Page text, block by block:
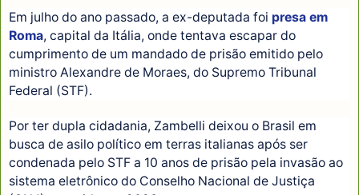
Em julho do ano passado, a ex-deputada foi presa em
Roma, capital da Itália, onde tentava escapar do
cumprimento de um mandado de prisão emitido pelo
ministro Alexandre de Moraes, do Supremo Tribunal
Federal (STF).
Por ter dupla cidadania, Zambelli deixou o Brasil em
busca de asilo político em terras italianas após ser
condenada pelo STF a 10 anos de prisão pela invasão ao
sistema eletrônico do Conselho Nacional de Justiça